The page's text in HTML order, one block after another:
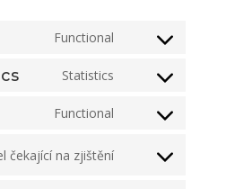
Functional
Consent
complianz
Statistics
Consent
google-
Functional
Consent
čekající na zjištění
Consent